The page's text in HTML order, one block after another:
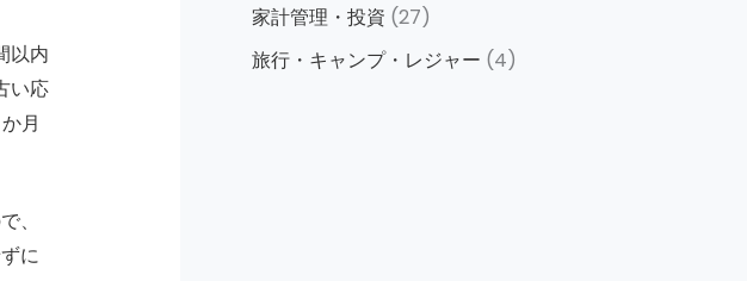
以内
い応
月
、
に
家計管理・投資 (27)
旅行・キャンプ・レジャー (4)